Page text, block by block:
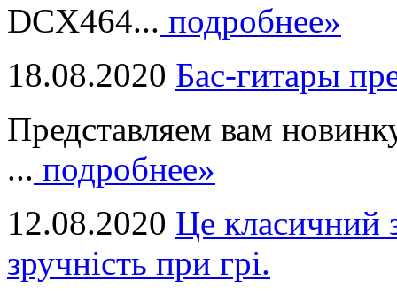
DCX464... подробнее»
18.08.2020 Бас-гитары
Представляем вам
... подробнее»
12.08.2020 Це класичний
зручність при грі.